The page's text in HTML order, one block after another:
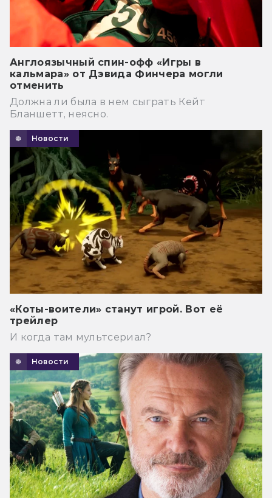
Англоязычный спин-офф «Игры в
кальмара» от Дэвида Финчера могли
отменить
Должна ли была в нем сыграть Кейт
Бланшетт, неясно.
Новости
«Коты-воители» станут игрой. Вот её
трейлер
И когда там мультсериал?
Новости